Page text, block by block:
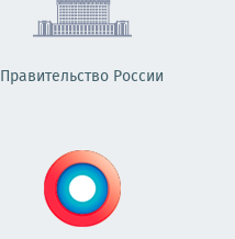
Правительство России